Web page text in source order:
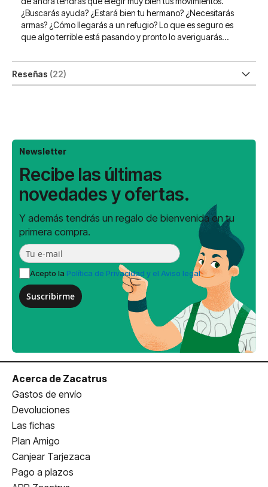
¿Buscarás ayuda? ¿Estará bien tu hermano? ¿Necesitarás
armas? ¿Cómo llegarás a un refugio? Lo que es seguro es
que algo terrible está pasando y pronto lo averiguarás…
Reseñas 22
Newsletter
Recibe las últimas
novedades y ofertas.
Y además tendrás un regalo de bienvenida en tu
primera compra.
Acepto la Política de Privacidad y el Aviso legal
Suscribirme
Acerca de Zacatrus
Gastos de envío
Devoluciones
Las fichas
Plan Amigo
Canjear Tarjezaca
Pago a plazos